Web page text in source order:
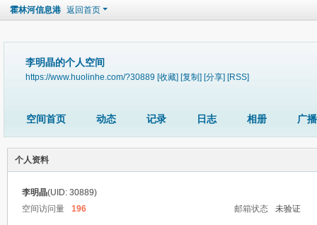
霍林河信息港 返回首页
李明晶的个人空间
https://www.huolinhe.com/?30889 [收藏] [复制] [分享] [RSS]
空间首页 动态 记录 日志 相册 广播
个人资料
李明晶(UID: 30889)
空间访问量
196 邮箱状态 未验证